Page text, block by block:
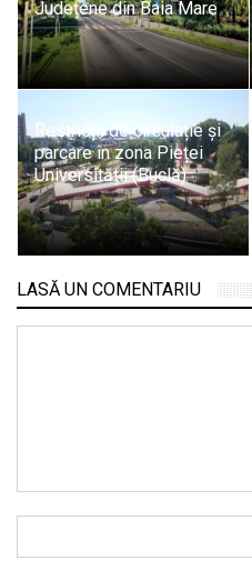
Județene din Baia Mare
Restricții de circulație și
parcare în zona Pieței
Universității (Buclă)
LASĂ UN COMENTARIU